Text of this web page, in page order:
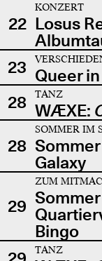
22
KONZERT
Losus
23 Queer
28
TANZ
WÆXE:
28
SOMMER IM
Galaxy
29
ZUM
Bingo
TANZ